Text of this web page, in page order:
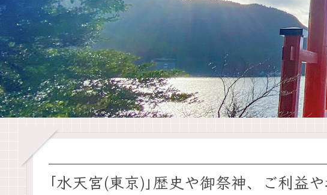
｢水天宮(東京)｣歴史や御祭神、ご利益